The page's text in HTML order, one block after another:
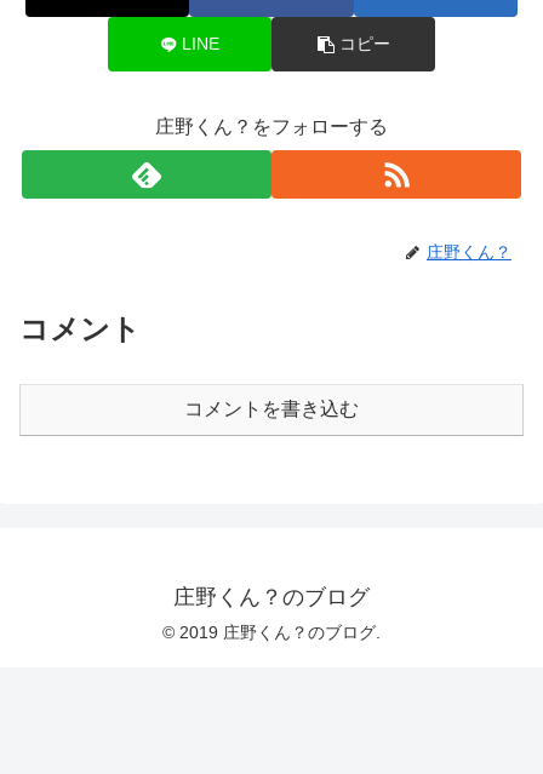
LINE コピー
庄野くん？をフォローする
庄野くん？
コメント
コメントを書き込む
庄野くん？のブログ
© 2019 庄野くん？のブログ.